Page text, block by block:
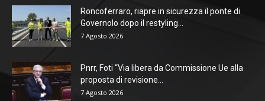
Roncoferraro, riapre in sicurezza il ponte di
Governolo dopo il restyling...
7 Agosto 2026
Pnrr, Foti “Via libera da Commissione Ue alla
proposta di revisione...
7 Agosto 2026